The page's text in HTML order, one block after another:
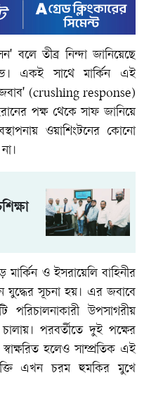
বলে তীব্র নিন্দা জানিয়েছে
একই সাথে মার্কিন এই
জবাব' (crushing response)
পক্ষ থেকে সাফ জানিয়ে
ওয়াশিংটনের কোনো
ও ইসরায়েলি বাহিনীর
যুদ্ধের সূচনা হয়। এর জবাবে
পরিচালনাকারী উপসাগরীয়
চালায়। পরবর্তীতে দুই পক্ষের
হলেও সাম্প্রতিক এই
এখন চরম হুমকির মুখে